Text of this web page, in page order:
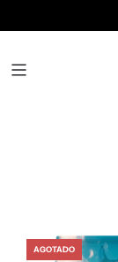
AGOTADO